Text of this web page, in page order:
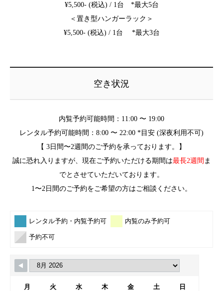
¥5,500- (税込) / 1台 *最大5台
＜置き型ハンガーラック＞
¥5,500- (税込) / 1台 *最大3台
空き状況
内覧予約可能時間：11:00 〜 19:00
レンタル予約可能時間：8:00 〜 22:00 *目安 (深夜利用不可)
【 3日間〜2週間のご予約を承っております。】
誠に恐れ入りますが、現在ご予約いただける期間は最長2週間 ま
でとさせていただいております。
1〜2日間のご予約をご希望の方はご相談ください。
レンタル予約・内覧予約可 内覧のみ予約可
予約不可
月 火 水 木 金 土 日